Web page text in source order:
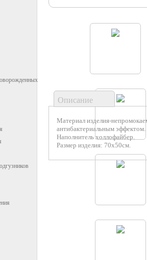
Описание
Материал изделия-
антибактериальным эффектом.
Наполнитель холлофайбер.
Размер изделия: 70х50см.